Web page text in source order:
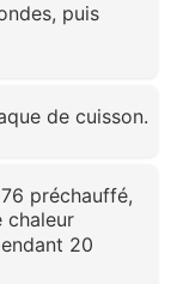
puis
de cuisson.
préchauffé,
chaleur
20